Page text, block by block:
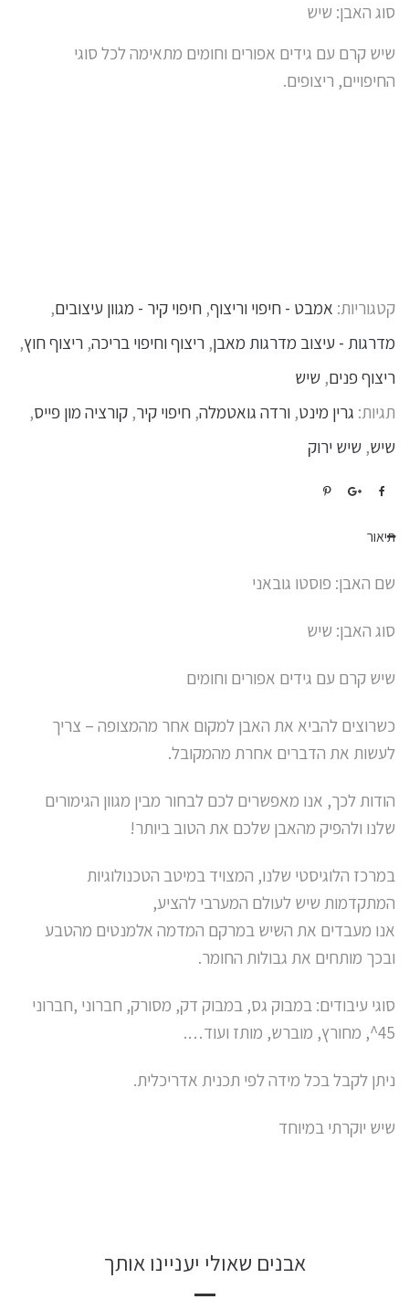
סוג האבן: שיש
שיש קרם עם גידים אפורים וחומים מתאימה לכל סוגי
החיפויים, ריצופים.
קטגוריות: אמבט - חיפוי וריצוף, חיפוי קיר - מגוון עיצובים,
מדרגות - עיצוב מדרגות מאבן, ריצוף וחיפוי בריכה, ריצוף חוץ,
ריצוף פנים, שיש
תגיות: גרין מינט, ורדה גואטמלה, חיפוי קיר, קורציה מון פייס,
שיש, שיש ירוק
תיאור
שם האבן: פוסטו גובאני
סוג האבן: שיש
שיש קרם עם גידים אפורים וחומים
כשרוצים להביא את האבן למקום אחר מהמצופה – צריך
לעשות את הדברים אחרת מהמקובל.
הודות לכך, אנו מאפשרים לכם לבחור מבין מגוון הגימורים
שלנו ולהפיק מהאבן שלכם את הטוב ביותר!
במרכז הלוגיסטי שלנו, המצויד במיטב הטכנולוגיות
המתקדמות שיש לעולם המערבי להציע,
אנו מעבדים את השיש במרקם המדמה אלמנטים מהטבע
ובכך מותחים את גבולות החומר.
סוגי עיבודים: במבוק גס, במבוק דק, מסורק, חברוני ,חברוני
45^, מחורץ, מוברש, מותז ועוד….
ניתן לקבל בכל מידה לפי תכנית אדריכלית.
שיש יוקרתי במיוחד
אבנים שאולי יעניינו אותך